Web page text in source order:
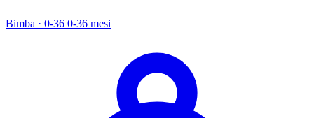
Bimba · 0-36 0-36 mesi